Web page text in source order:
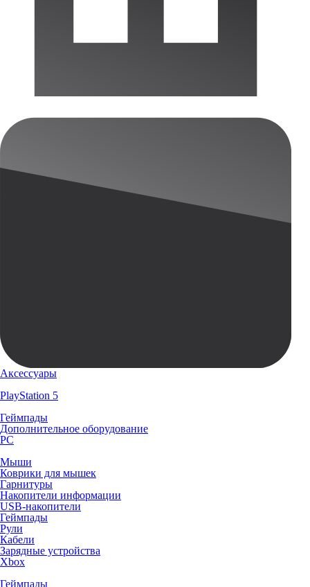
Аксессуары
PlayStation 5
Геймпады
Дополнительное оборудование
PC
Мыши
Коврики для мышек
Гарнитуры
Накопители информации
USB-накопители
Геймпады
Рули
Кабели
Зарядные устройства
Xbox
Геймпады